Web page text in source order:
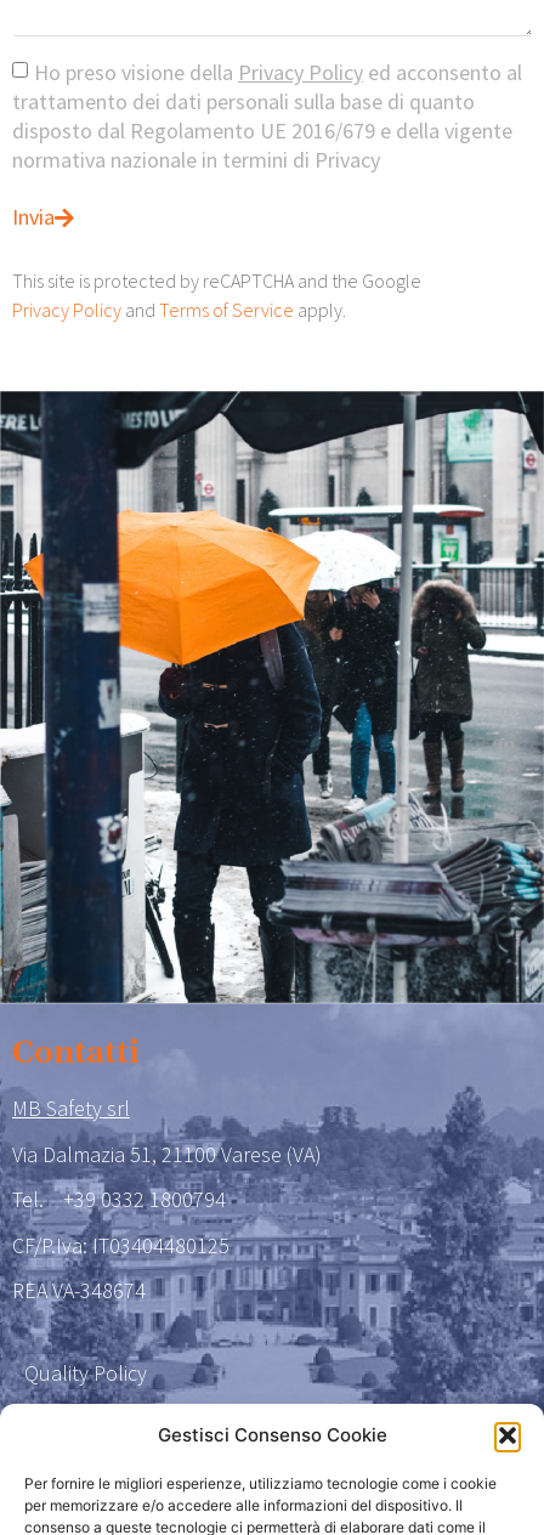
Gestisci Consenso Cookie
Per fornire le migliori esperienze, utilizziamo tecnologie come i cookie
per memorizzare e/o accedere alle informazioni del dispositivo. Il
consenso a queste tecnologie ci permetterà di elaborare dati come il
Ho preso visione della Privacy Policy ed acconsento al
trattamento dei dati personali sulla base di quanto
disposto dal Regolamento UE 2016/679 e della vigente
normativa nazionale in termini di Privacy
Invia
This site is protected by reCAPTCHA and the Google
Privacy Policy and Terms of Service apply.
Contatti
MB Safety srl
Via Dalmazia 51, 21100 Varese (VA)
Tel.+39 0332 1800794
CF/P.Iva: IT03404480125
REA VA-348674
Quality Policy